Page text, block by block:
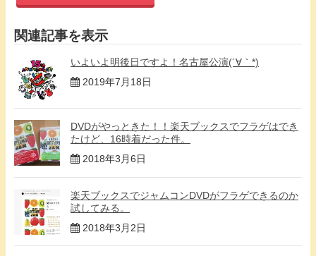
関連記事を表示
いよいよ明後日ですよ！名古屋公演(´∀｀*)
2019年7月18日
DVDがやっときた！！楽天ブックスでフラゲはでき
たけど、16時着だった件。
2018年3月6日
楽天ブックスでジャムコンDVDがフラゲできるのか
試してみる。
2018年3月2日